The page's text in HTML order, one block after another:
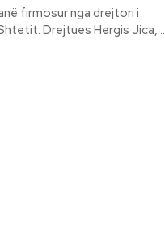
Policisë së Shtetit, Muharrem Rrumbullaku. Lëvizje në Policinë e Shtetit: Drejtues Hergis Jica,...